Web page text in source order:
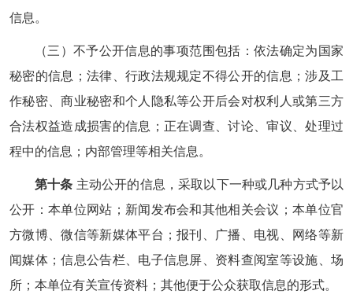
信息。
（三）不予公开信息的事项范围包括：依法确定为国家
秘密的信息；法律、行政法规规定不得公开的信息；涉及工
作秘密、商业秘密和个人隐私等公开后会对权利人或第三方
合法权益造成损害的信息；正在调查、讨论、审议、处理过
程中的信息；内部管理等相关信息。
第十条 主动公开的信息，采取以下一种或几种方式予以
公开：本单位网站；新闻发布会和其他相关会议；本单位官
方微博、微信等新媒体平台；报刊、广播、电视、网络等新
闻媒体；信息公告栏、电子信息屏、资料查阅室等设施、场
所；本单位有关宣传资料；其他便于公众获取信息的形式。